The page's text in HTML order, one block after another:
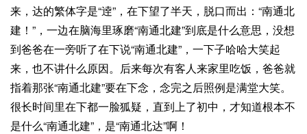
来，达的繁体字是“逹”，在下望了半天，脱口而出：“南通北
建！”，一边在脑海里琢磨“南通北建”到底是什么意思，没想
到爸爸在一旁听了在下说“南通北建”，一下子哈哈大笑起
来，也不讲什么原因。后来每次有客人来家里吃饭，爸爸就
指着那张“南通北建”要在下念，念完之后照例是满堂大笑。
很长时间里在下都一脸狐疑，直到上了初中，才知道根本不
是什么“南通北建”，是“南通北达”啊！